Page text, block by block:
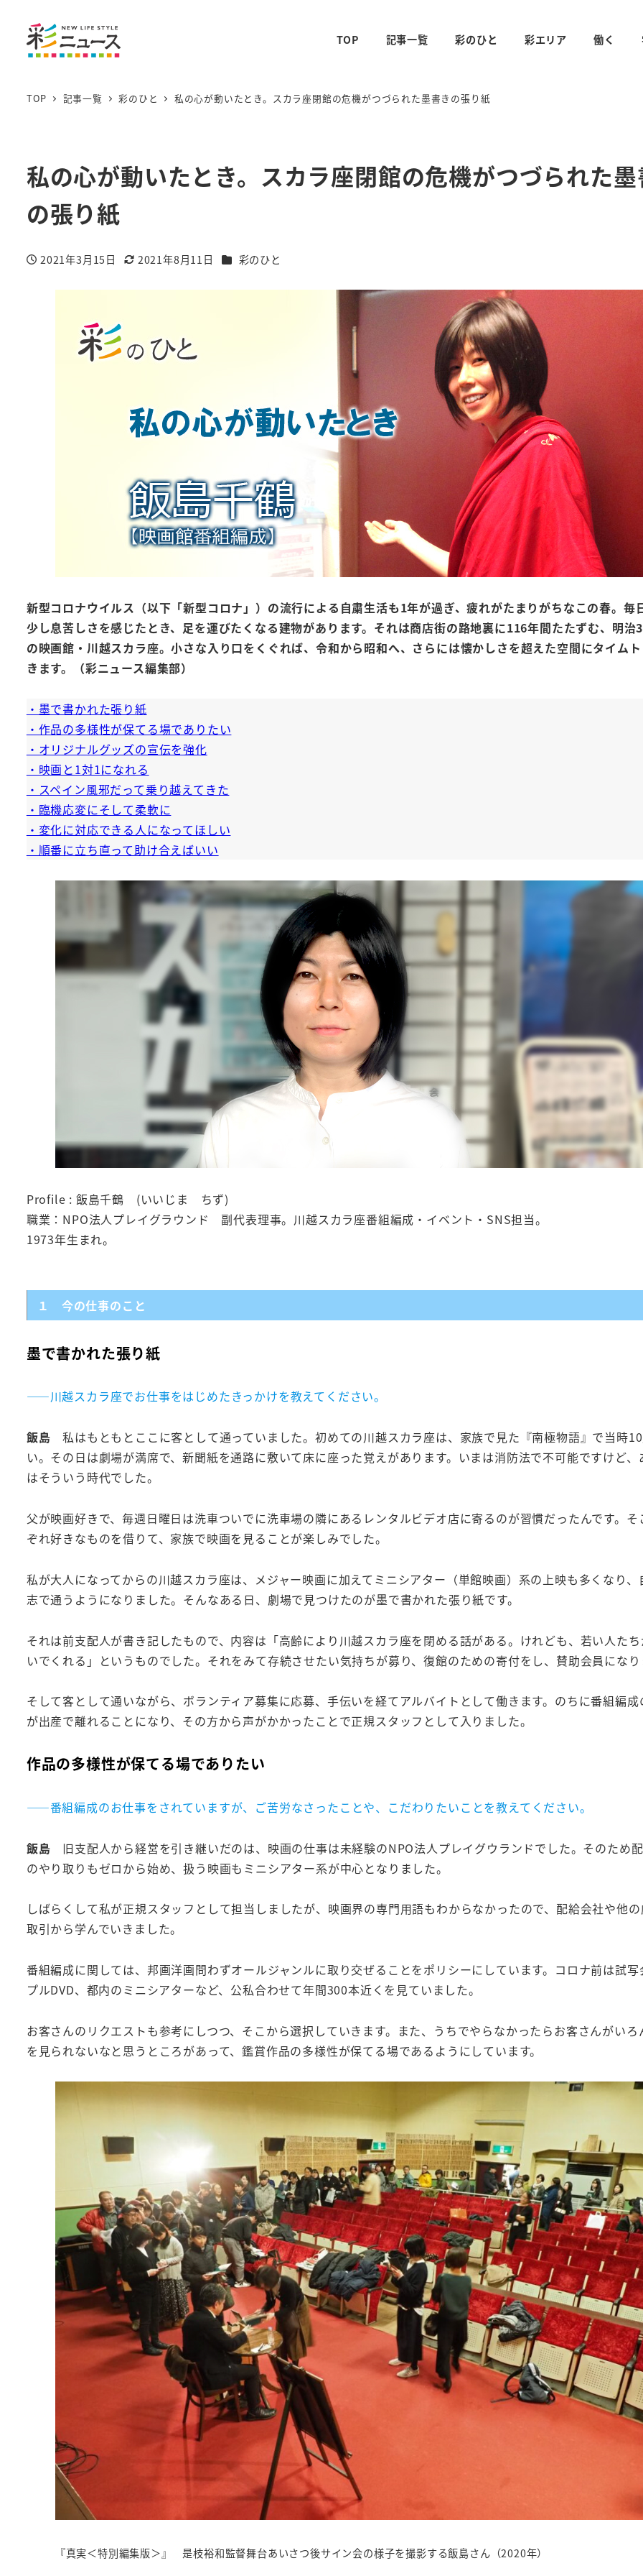
TOP 記事一覧 彩のひと 彩エリア 働く
TOP 記事一覧 彩のひと 私の心が動いたとき。スカラ座閉館の危機がつづられた墨書きの張り紙
私の心が動いたとき。スカラ座閉館の危機がつづられた
の張り紙
投稿日
2021年3月15日
更新日
2021年8月11日 カテゴリー
彩のひと
新型コロナウイルス（以下「新型コロナ」）の流行による自粛生活も1年が過ぎ、疲れがたまりがちなこの春。毎
少し息苦しさを感じたとき、足を運びたくなる建物があります。それは商店街の路地裏に116年間たたずむ、明治
の映画館・川越スカラ座。小さな入り口をくぐれば、令和から昭和へ、さらには懐かしさを超えた空間にタイム
きます。（彩ニュース編集部）
・墨で書かれた張り紙
・作品の多様性が保てる場でありたい
・オリジナルグッズの宣伝を強化
・映画と1対1になれる
・スペイン風邪だって乗り越えてきた
・臨機応変にそして柔軟に
・変化に対応できる人になってほしい
・順番に立ち直って助け合えばいい
Profile : 飯島千鶴 (いいじま ちず)
職業：NPO法人プレイグラウンド 副代表理事。川越スカラ座番組編成・イベント・SNS担当。
1973年生まれ。
１ 今の仕事のこと
墨で書かれた張り紙
――川越スカラ座でお仕事をはじめたきっかけを教えてください。
飯島 私はもともとここに客として通っていました。初めての川越スカラ座は、家族で見た『南極物語』で当時
い。その日は劇場が満席で、新聞紙を通路に敷いて床に座った覚えがあります。いまは消防法で不可能ですけど、
はそういう時代でした。
父が映画好きで、毎週日曜日は洗車ついでに洗車場の隣にあるレンタルビデオ店に寄るのが習慣だったんです。そ
ぞれ好きなものを借りて、家族で映画を見ることが楽しみでした。
私が大人になってからの川越スカラ座は、メジャー映画に加えてミニシアター（単館映画）系の上映も多くなり、
志で通うようになりました。そんなある日、劇場で見つけたのが墨で書かれた張り紙です。
それは前支配人が書き記したもので、内容は「高齢により川越スカラ座を閉める話がある。けれども、若い人た
いでくれる」というものでした。それをみて存続させたい気持ちが募り、復館のための寄付をし、賛助会員にな
そして客として通いながら、ボランティア募集に応募、手伝いを経てアルバイトとして働きます。のちに番組編
が出産で離れることになり、その方から声がかかったことで正規スタッフとして入りました。
作品の多様性が保てる場でありたい
――番組編成のお仕事をされていますが、ご苦労なさったことや、こだわりたいことを教えてください。
飯島 旧支配人から経営を引き継いだのは、映画の仕事は未経験のNPO法人プレイグウランドでした。そのため
のやり取りもゼロから始め、扱う映画もミニシアター系が中心となりました。
しばらくして私が正規スタッフとして担当しましたが、映画界の専門用語もわからなかったので、配給会社や他
取引から学んでいきました。
番組編成に関しては、邦画洋画問わずオールジャンルに取り交ぜることをポリシーにしています。コロナ前は試
プルDVD、都内のミニシアターなど、公私合わせて年間300本近くを見ていました。
お客さんのリクエストも参考にしつつ、そこから選択していきます。また、うちでやらなかったらお客さんがいろ
を見られないなと思うところがあって、鑑賞作品の多様性が保てる場であるようにしています。
『真実＜特別編集版＞』 是枝裕和監督舞台あいさつ後サイン会の様子を撮影する飯島さん（2020年）